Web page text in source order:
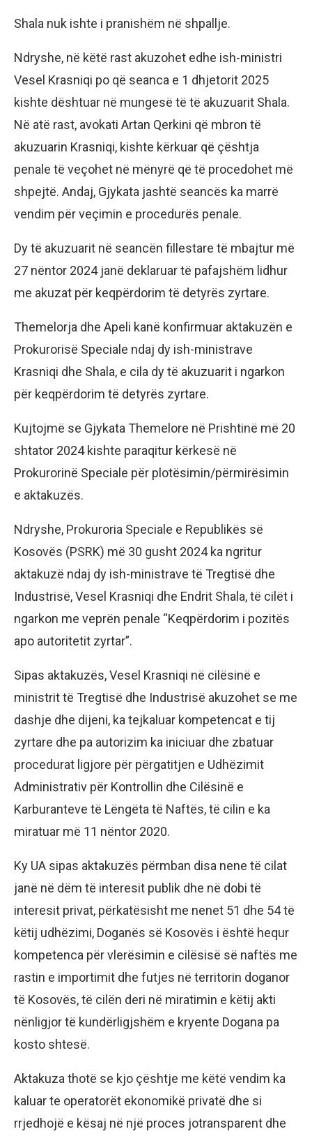
Shala nuk ishte i pranishëm në shpallje.
Ndryshe, në këtë rast akuzohet edhe ish-ministri
Vesel Krasniqi po që seanca e 1 dhjetorit 2025
kishte dështuar në mungesë të të akuzuarit Shala.
Në atë rast, avokati Artan Qerkini që mbron të
akuzuarin Krasniqi, kishte kërkuar që çështja
penale të veçohet në mënyrë që të procedohet më
shpejtë. Andaj, Gjykata jashtë seancës ka marrë
vendim për veçimin e procedurës penale.
Dy të akuzuarit në seancën fillestare të mbajtur më
27 nëntor 2024 janë deklaruar të pafajshëm lidhur
me akuzat për keqpërdorim të detyrës zyrtare.
Themelorja dhe Apeli kanë konfirmuar aktakuzën e
Prokurorisë Speciale ndaj dy ish-ministrave
Krasniqi dhe Shala, e cila dy të akuzuarit i ngarkon
për keqpërdorim të detyrës zyrtare.
Kujtojmë se Gjykata Themelore në Prishtinë më 20
shtator 2024 kishte paraqitur kërkesë në
Prokurorinë Speciale për plotësimin/përmirësimin
e aktakuzës.
Ndryshe, Prokuroria Speciale e Republikës së
Kosovës (PSRK) më 30 gusht 2024 ka ngritur
aktakuzë ndaj dy ish-ministrave të Tregtisë dhe
Industrisë, Vesel Krasniqi dhe Endrit Shala, të cilët i
ngarkon me veprën penale “Keqpërdorim i pozitës
apo autoritetit zyrtar”.
Sipas aktakuzës, Vesel Krasniqi në cilësinë e
ministrit të Tregtisë dhe Industrisë akuzohet se me
dashje dhe dijeni, ka tejkaluar kompetencat e tij
zyrtare dhe pa autorizim ka iniciuar dhe zbatuar
procedurat ligjore për përgatitjen e Udhëzimit
Administrativ për Kontrollin dhe Cilësinë e
Karburanteve të Lëngëta të Naftës, të cilin e ka
miratuar më 11 nëntor 2020.
Ky UA sipas aktakuzës përmban disa nene të cilat
janë në dëm të interesit publik dhe në dobi të
interesit privat, përkatësisht me nenet 51 dhe 54 të
këtij udhëzimi, Doganës së Kosovës i është hequr
kompetenca për vlerësimin e cilësisë së naftës me
rastin e importimit dhe futjes në territorin doganor
të Kosovës, të cilën deri në miratimin e këtij akti
nënligjor të kundërligjshëm e kryente Dogana pa
kosto shtesë.
Aktakuza thotë se kjo çështje me këtë vendim ka
kaluar te operatorët ekonomikë privatë dhe si
rrjedhojë e kësaj në një proces jotransparent dhe